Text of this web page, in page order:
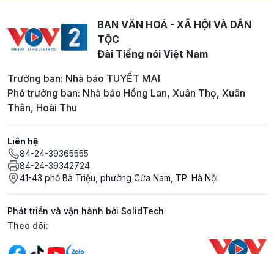
BAN VĂN HOÁ - XÃ HỘI VÀ DÂN
TỘC
Đài Tiếng nói Việt Nam
Trưởng ban: Nhà báo TUYẾT MAI
Phó trưởng ban: Nhà báo Hồng Lan, Xuân Thọ, Xuân
Thân, Hoài Thu
Liên hệ
84-24-39365555
84-24-39342724
41-43 phố Bà Triệu, phường Cửa Nam, TP. Hà Nội
Phát triển và vận hành bởi SolidTech
Mạng xã hội
Theo dõi: